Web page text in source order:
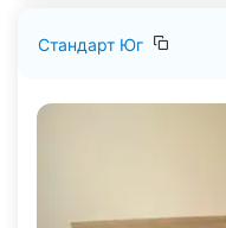
Стандарт Юг